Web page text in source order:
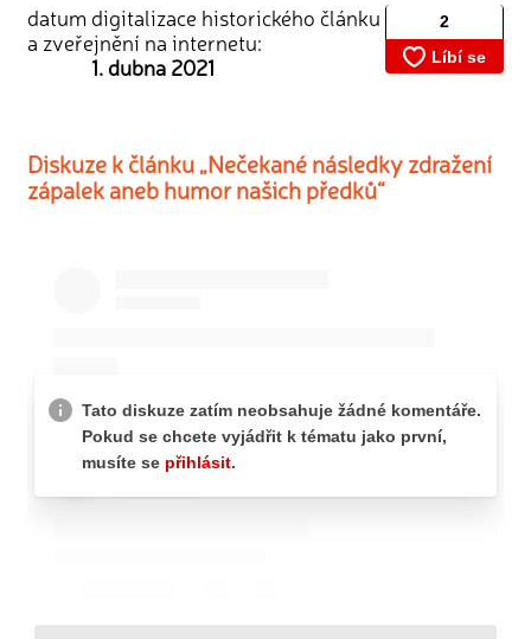
datum digitalizace historického článku
a zveřejnění na internetu:
1. dubna 2021
Diskuze k článku „Nečekané následky zdražení
zápalek aneb humor našich předků“